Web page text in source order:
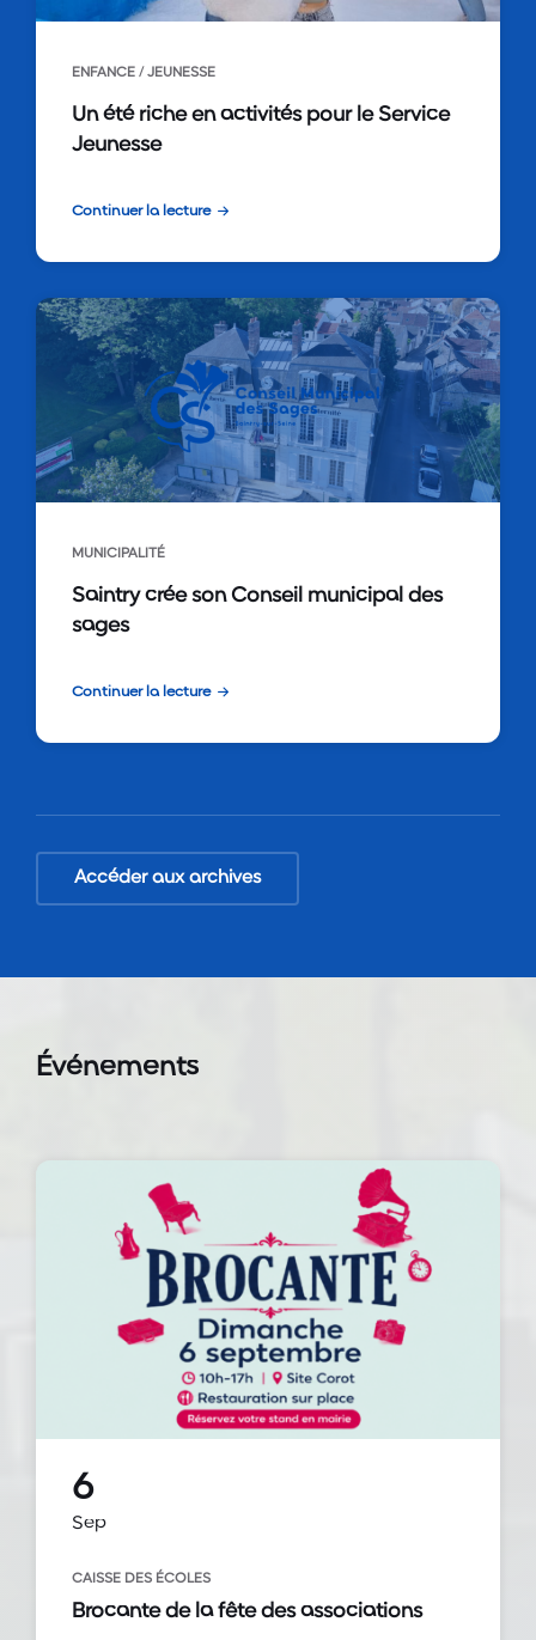
ENFANCE / JEUNESSE
Un été riche en activités pour le Service
Jeunesse
Continuer la lecture
MUNICIPALITÉ
Saintry crée son Conseil municipal des
sages
Continuer la lecture
Accéder aux archives
Événements
6
Sep
CAISSE DES ÉCOLES
Brocante de la fête des associations